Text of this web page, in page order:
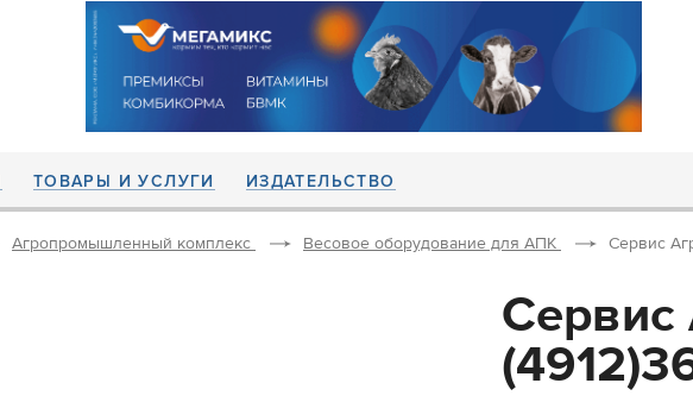
ТОВАРЫ И УСЛУГИ ИЗДАТЕЛЬСТВО
Агропромышленный комплекс Весовое оборудование для АПК Сервис
Сервис